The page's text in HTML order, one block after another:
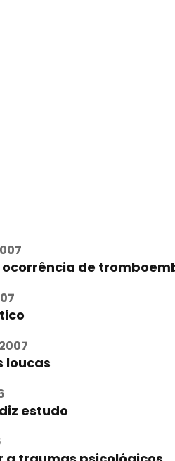
de
loucas
estudo